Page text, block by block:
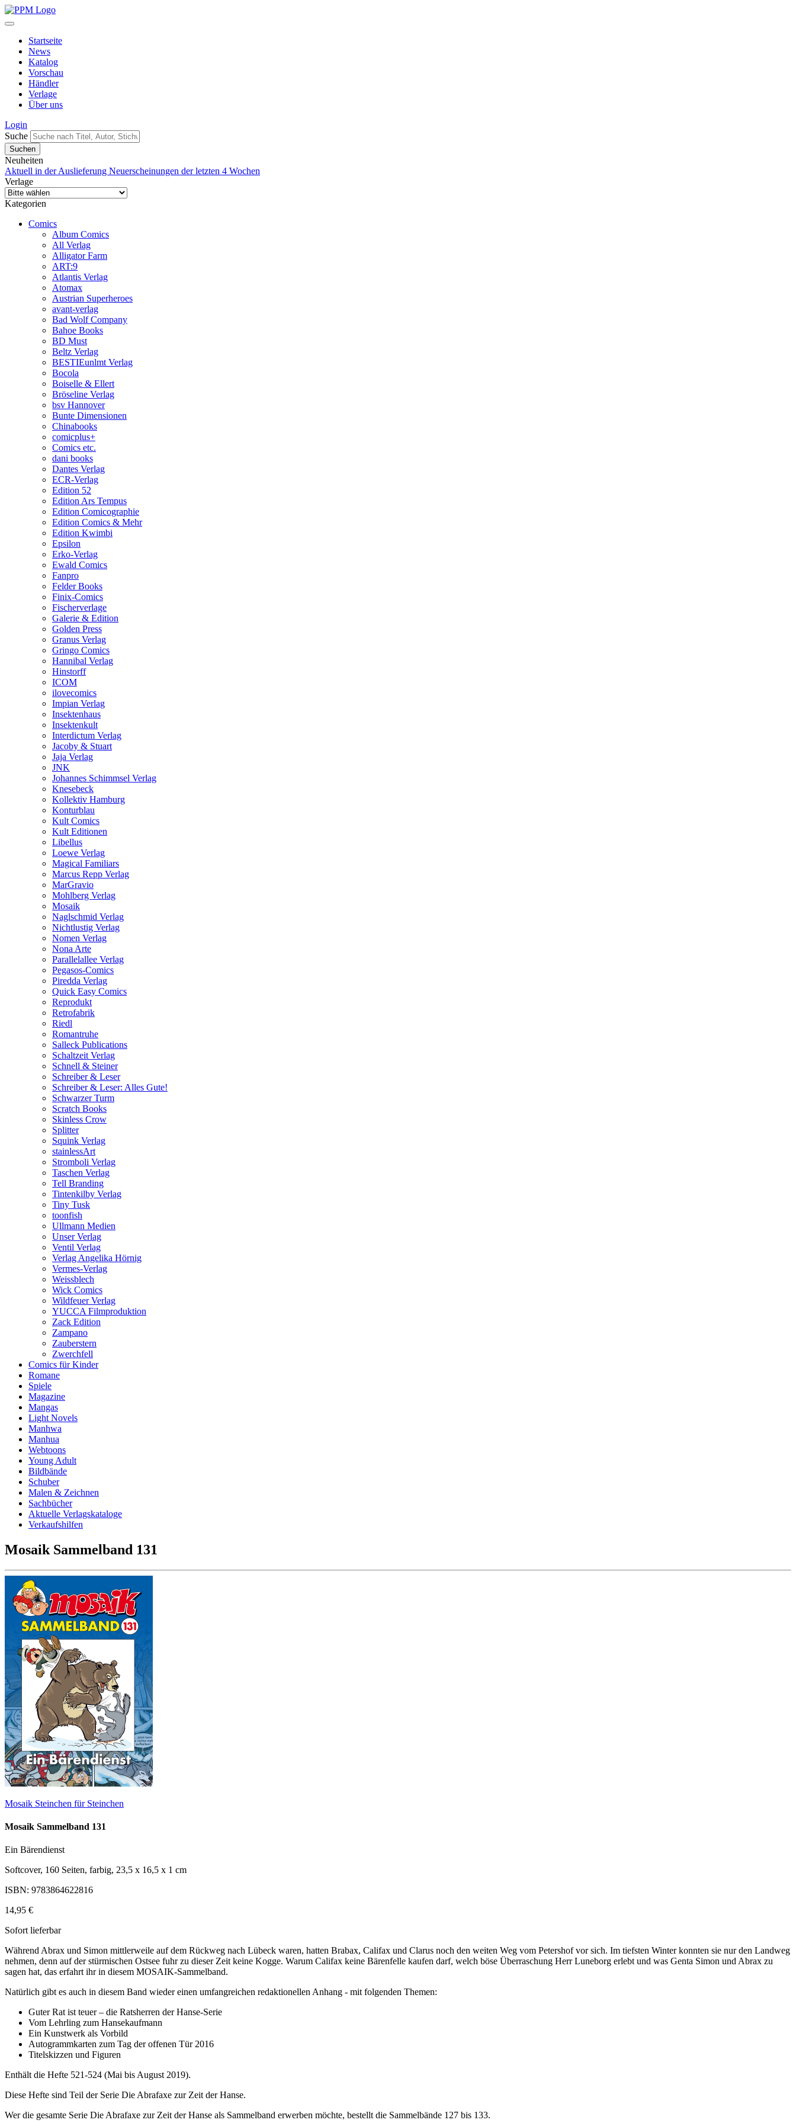
Startseite
News
Katalog
Vorschau
Händler
Verlage
Über uns
Login
Suche
Neuheiten
Aktuell in der Auslieferung Neuerscheinungen der letzten 4 Wochen
Verlage
Kategorien
Comics
Album Comics
All Verlag
Alligator Farm
ART:9
Atlantis Verlag
Atomax
Austrian Superheroes
avant-verlag
Bad Wolf Company
Bahoe Books
BD Must
Beltz Verlag
BESTIEunlmt Verlag
Bocola
Boiselle & Ellert
Bröseline Verlag
bsv Hannover
Bunte Dimensionen
Chinabooks
comicplus+
Comics etc.
dani books
Dantes Verlag
ECR-Verlag
Edition 52
Edition Ars Tempus
Edition Comicographie
Edition Comics & Mehr
Edition Kwimbi
Epsilon
Erko-Verlag
Ewald Comics
Fanpro
Felder Books
Finix-Comics
Fischerverlage
Galerie & Edition
Golden Press
Granus Verlag
Gringo Comics
Hannibal Verlag
Hinstorff
ICOM
ilovecomics
Impian Verlag
Insektenhaus
Insektenkult
Interdictum Verlag
Jacoby & Stuart
Jaja Verlag
JNK
Johannes Schimmsel Verlag
Knesebeck
Kollektiv Hamburg
Konturblau
Kult Comics
Kult Editionen
Libellus
Loewe Verlag
Magical Familiars
Marcus Repp Verlag
MarGravio
Mohlberg Verlag
Mosaik
Naglschmid Verlag
Nichtlustig Verlag
Nomen Verlag
Nona Arte
Parallelallee Verlag
Pegasos-Comics
Piredda Verlag
Quick Easy Comics
Reprodukt
Retrofabrik
Riedl
Romantruhe
Salleck Publications
Schaltzeit Verlag
Schnell & Steiner
Schreiber & Leser
Schreiber & Leser: Alles Gute!
Schwarzer Turm
Scratch Books
Skinless Crow
Splitter
Squink Verlag
stainlessArt
Stromboli Verlag
Taschen Verlag
Tell Branding
Tintenkilby Verlag
Tiny Tusk
toonfish
Ullmann Medien
Unser Verlag
Ventil Verlag
Verlag Angelika Hörnig
Vermes-Verlag
Weissblech
Wick Comics
Wildfeuer Verlag
YUCCA Filmproduktion
Zack Edition
Zampano
Zauberstern
Zwerchfell
Comics für Kinder
Romane
Spiele
Magazine
Mangas
Light Novels
Manhwa
Manhua
Webtoons
Young Adult
Bildbände
Schuber
Malen & Zeichnen
Sachbücher
Aktuelle Verlagskataloge
Verkaufshilfen
Mosaik Sammelband 131
Mosaik Steinchen für Steinchen
Mosaik Sammelband 131
Ein Bärendienst
Softcover, 160 Seiten, farbig, 23,5 x 16,5 x 1 cm
ISBN: 9783864622816
14,95 €
Sofort lieferbar
Während Abrax und Simon mittlerweile auf dem Rückweg nach Lübeck waren, hatten Brabax, Califax und Clarus noch den weiten Weg vom Petershof vor sich. Im tiefsten Winter konnten sie nur den Landweg
nehmen, denn auf der stürmischen Ostsee fuhr zu dieser Zeit keine Kogge. Warum Califax keine Bärenfelle kaufen darf, welch böse Überraschung Herr Luneborg erlebt und was Genta Simon und Abrax zu
sagen hat, das erfahrt ihr in diesem MOSAIK-Sammelband.
Natürlich gibt es auch in diesem Band wieder einen umfangreichen redaktionellen Anhang - mit folgenden Themen:
Guter Rat ist teuer – die Ratsherren der Hanse-Serie
Vom Lehrling zum Hansekaufmann
Ein Kunstwerk als Vorbild
Autogrammkarten zum Tag der offenen Tür 2016
Titelskizzen und Figuren
Enthält die Hefte 521-524 (Mai bis August 2019).
Diese Hefte sind Teil der Serie Die Abrafaxe zur Zeit der Hanse.
Wer die gesamte Serie Die Abrafaxe zur Zeit der Hanse als Sammelband erwerben möchte, bestellt die Sammelbände 127 bis 133.